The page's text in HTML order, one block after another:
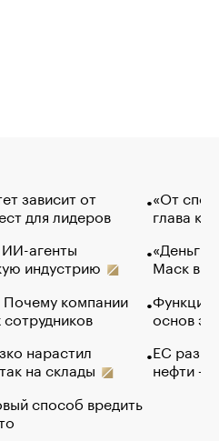
зависит от
для лидеров
агенты
индустрию
компании
нарастил
на склады
способ вредить
«От
глава
«Деньги
Маск в
Функции
основ
ЕС
нефти —